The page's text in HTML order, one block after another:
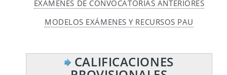
EXÁMENES DE CONVOCATORIAS ANTERIORES
MODELOS EXÁMENES Y RECURSOS PAU
CALIFICACIONES